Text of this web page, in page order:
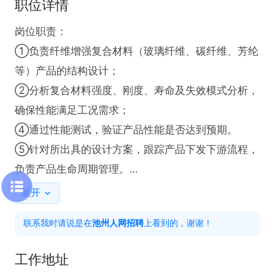
职位详情
岗位职责：
①负责纤维增强复合材料（玻璃纤维、碳纤维、芳纶
等）产品的结构设计；
②分析复合材料强度、刚度、寿命及失效模式分析，
确保性能满足工况需求；
④通过性能测试，验证产品性能是否达到预期。
⑤针对所出具的设计方案，跟踪产品下发下游流程，
负责产品生命周期管理。
任职要求：
专业要求：材料科学与工程、力学、机械工程、高分
能力要求：
展开
联系我时请说是在池州人网招聘 上看到的，谢谢！
工作地址